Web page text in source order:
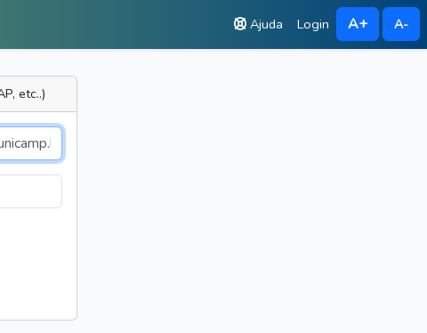
Ajuda Login A+ A-
etc..)